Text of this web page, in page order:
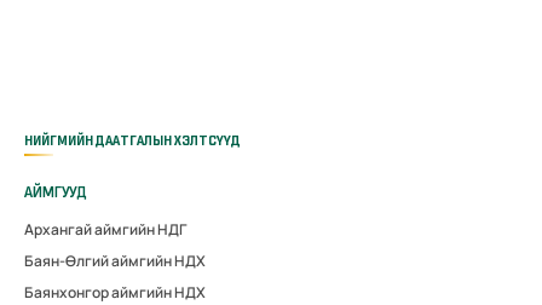
НИЙГМИЙН ДААТГАЛЫН ХЭЛТСҮҮД
АЙМГУУД
Архангай аймгийн НДГ
Баян-Өлгий аймгийн НДХ
Баянхонгор аймгийн НДХ